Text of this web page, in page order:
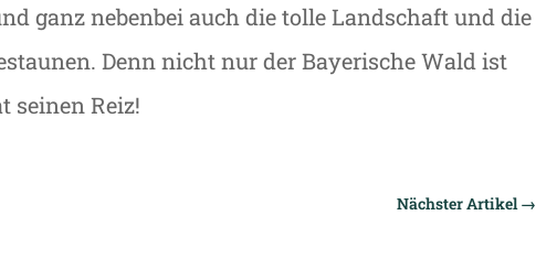
ganz nebenbei auch die tolle Landschaft und die
Denn nicht nur der Bayerische Wald ist
seinen Reiz!
Nächster Artikel →